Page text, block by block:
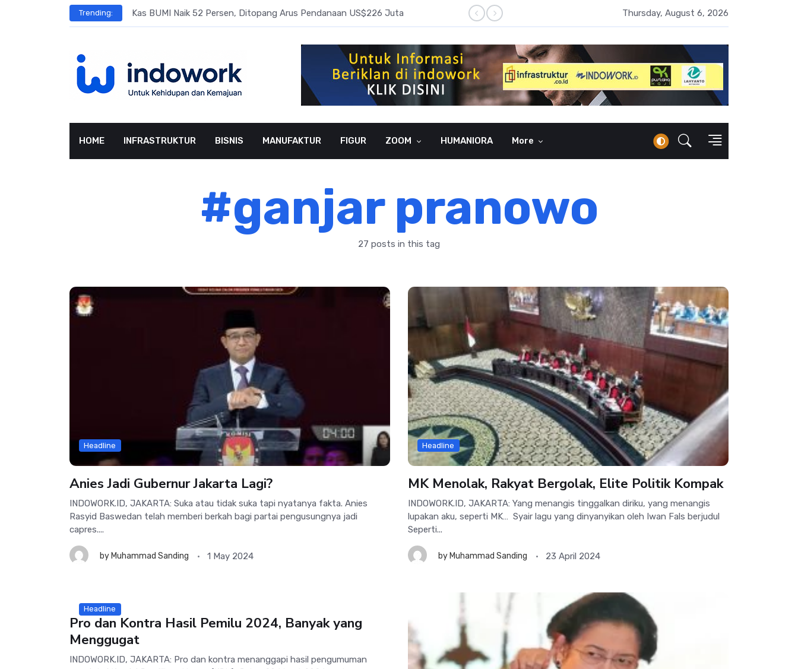
Trending: Kas BUMI Naik 52 Persen, Ditopang Arus Pendanaan US$226 Juta Laba BUMI Naik 87 Persen, Arus Kas Operasi Malah Minus US$64,8 Juta
Thursday, August 6, 2026
HOME INFRASTRUKTUR BISNIS MANUFAKTUR FIGUR ZOOM HUMANIORA More
#ganjar pranowo
27 posts in this tag
Headline
Anies Jadi Gubernur Jakarta Lagi?
INDOWORK.ID, JAKARTA: Suka atau tidak suka tapi nyatanya fakta. Anies
Rasyid Baswedan telah memberi berkah bagi partai pengusungnya jadi
capres....
by Muhammad Sanding 1 May 2024
Headline
MK Menolak, Rakyat Bergolak, Elite Politik Kompak
INDOWORK.ID, JAKARTA: Yang menangis tinggalkan diriku, yang menangis
lupakan aku, seperti MK… Syair lagu yang dinyanyikan oleh Iwan Fals berjudul
Seperti...
by Muhammad Sanding 23 April 2024
Headline
Pro dan Kontra Hasil Pemilu 2024, Banyak yang
Menggugat
INDOWORK.ID, JAKARTA: Pro dan kontra menanggapi hasil pengumuman